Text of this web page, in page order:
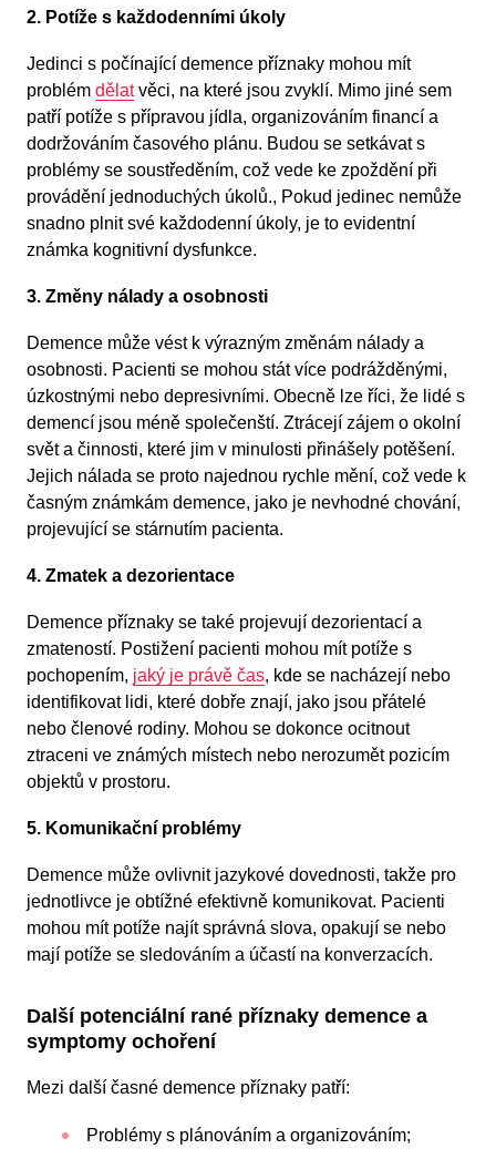
2. Potíže s každodenními úkoly
Jedinci s počínající demence příznaky mohou mít
problém dělatvěci, na které jsou zvyklí. Mimo jiné sem
patří potíže s přípravou jídla, organizováním financí a
dodržováním časového plánu. Budou se setkávat s
problémy se soustředěním, což vede ke zpoždění při
provádění jednoduchých úkolů., Pokud jedinec nemůže
snadno plnit své každodenní úkoly, je to evidentní
známka kognitivní dysfunkce.
3. Změny nálady a osobnosti
Demence může vést k výrazným změnám nálady a
osobnosti. Pacienti se mohou stát více podrážděnými,
úzkostnými nebo depresivními. Obecně lze říci, že lidé s
demencí jsou méně společenští. Ztrácejí zájem o okolní
svět a činnosti, které jim v minulosti přinášely potěšení.
Jejich nálada se proto najednou rychle mění, což vede k
časným známkám demence, jako je nevhodné chování,
projevující se stárnutím pacienta.
4. Zmatek a dezorientace
Demence příznaky se také projevují dezorientací a
zmateností. Postižení pacienti mohou mít potíže s
pochopením, jaký je právě čas, kde se nacházejí nebo
identifikovat lidi, které dobře znají, jako jsou přátelé
nebo členové rodiny. Mohou se dokonce ocitnout
ztraceni ve známých místech nebo nerozumět pozicím
objektů v prostoru.
5. Komunikační problémy
Demence může ovlivnit jazykové dovednosti, takže pro
jednotlivce je obtížné efektivně komunikovat. Pacienti
mohou mít potíže najít správná slova, opakují se nebo
mají potíže se sledováním a účastí na konverzacích.
Další potenciální rané příznaky demence a
symptomy ochoření
Mezi další časné demence příznaky patří:
Problémy s plánováním a organizováním;